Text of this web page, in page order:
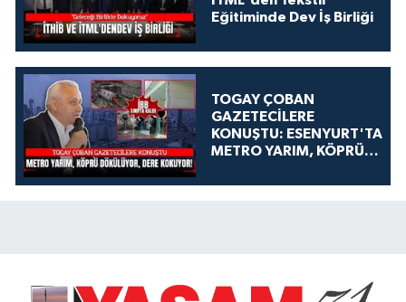
Eğitiminde Dev İş Birliği
TOGAY ÇOBAN
GAZETECİLERE
KONUŞTU: ESENYURT'TA
METRO YARIM, KÖPRÜ
KOKUYOR!